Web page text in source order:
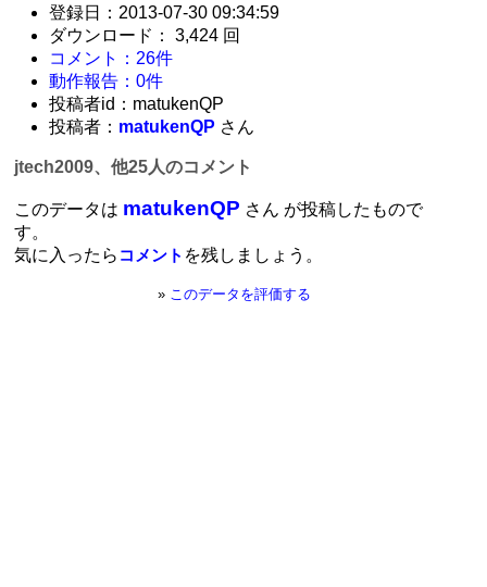
登録日：2013-07-30 09:34:59
ダウンロード： 3,424 回
コメント：26件
動作報告：0件
投稿者id：matukenQP
投稿者： matukenQP さん
jtech2009、他25人のコメント
このデータは matukenQP さん が投稿したもので
す。
気に入ったら コメント を残しましょう。
» このデータを評価する